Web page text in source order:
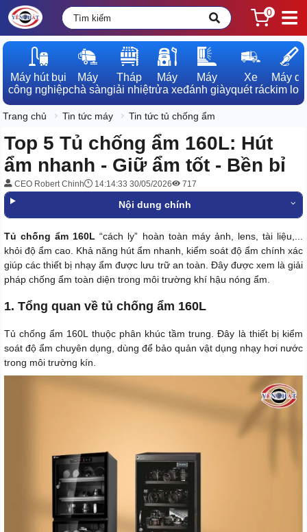
0
Máy hút bụi
công nghiệp
Máy
chà sàn
Tháp
giải nhiệt
Máy
rửa xe
Máy
đánh giày
Xe
quét rác
Máy dò
kim loại
Trang chủ Tin tức máy Tin tức tủ chống ẩm
Top 5 Tủ chống ẩm 160L: Hút
ẩm nhanh - Giữ ẩm tốt - Bền bỉ
CEO Robert Chinh 14:14:33 30/05/2026 717
Nội dung chính
Tủ chống ẩm 160L “cách ly” hoàn toàn máy ảnh, lens, tài liệu,...
khỏi độ ẩm cao. Khả năng hút ẩm nhanh, kiểm soát độ ẩm chính xác
giúp các thiết bị nhạy ẩm được lưu trữ an toàn. Đây được xem là giải
pháp chống ẩm toàn diện trong môi trường khí hậu nóng ẩm.
1. Tổng quan về tủ chống ẩm 160L
Tủ chống ẩm 160L thuộc phân khúc tầm trung. Đây là thiết bị kiểm
soát độ ẩm chuyên dụng, dùng để bảo quản vật dụng nhạy hơi nước
trong môi trường kín.